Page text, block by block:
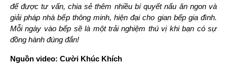
để được tư vấn, chia sẻ thêm nhiều bí quyết nấu ăn ngon và
giải pháp nhà bếp thông minh, hiện đại cho gian bếp gia đình.
Mỗi ngày vào bếp sẽ là một trải nghiệm thú vị khi bạn có sự
đồng hành đúng đắn!
Nguồn video: Cười Khúc Khích